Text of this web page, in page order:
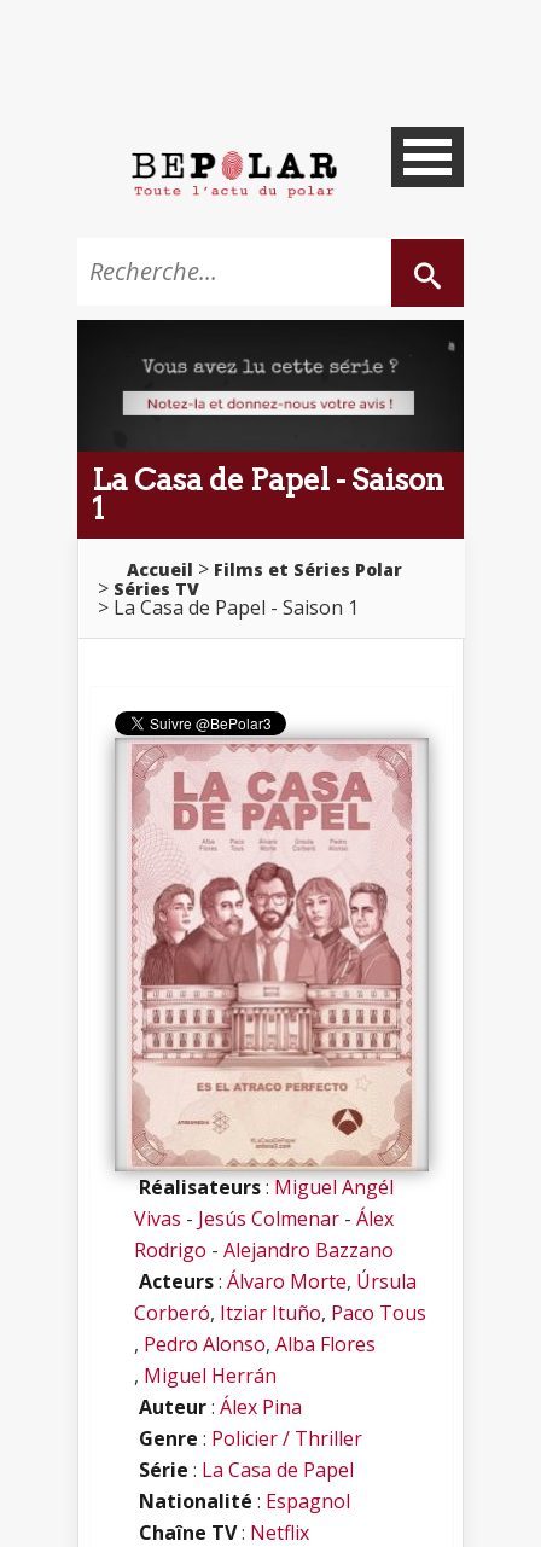
La Casa de Papel - Saison
1
Accueil
Films et Séries Polar
Séries TV
La Casa de Papel - Saison 1
Réalisateurs:Miguel Angél
Vivas - Jesús Colmenar - Álex
Rodrigo - Alejandro Bazzano
Acteurs: Álvaro Morte, Úrsula
Corberó, Itziar Ituño, Paco Tous
, Pedro Alonso, Alba Flores
, Miguel Herrán
Auteur: Álex Pina
Genre : Policier / Thriller
Série : La Casa de Papel
Nationalité : Espagnol
Chaîne TV: Netflix